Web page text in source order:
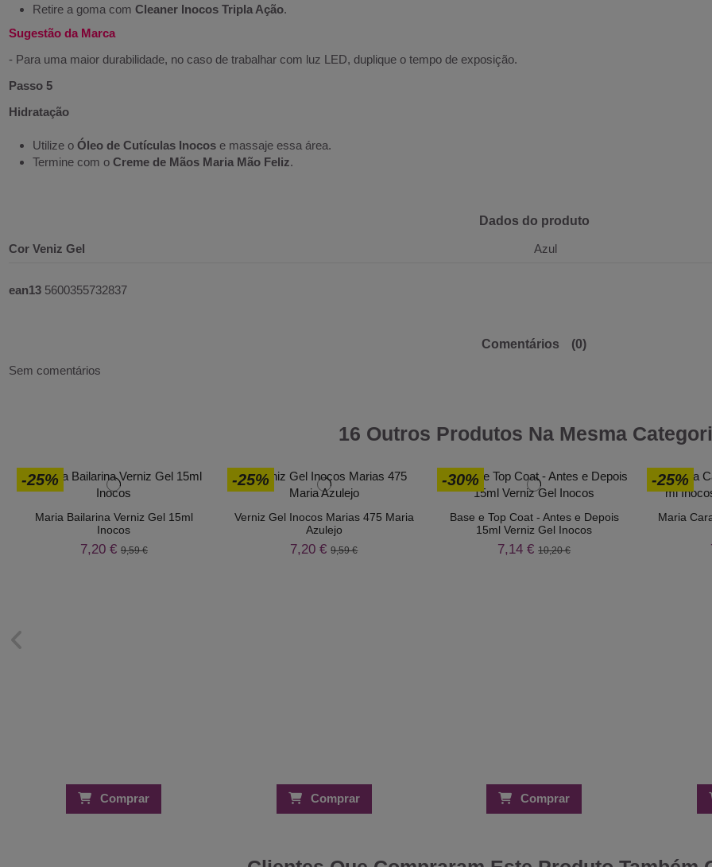
Retire a goma comCleaner Inocos Tripla Ação.
Sugestão da Marca
- Para uma maior durabilidade, no caso de trabalhar com luz LED, duplique o tempo de exposição.
Passo 5
Hidratação
Utilize o Óleo de Cutículas Inocos e massaje essa área.
Termine com oCreme de Mãos Maria Mão Feliz.
Dados do produto
Cor Veniz Gel Azul
ean13 5600355732837
Comentários
(0)
Sem comentários
16 Outros Produtos Na Mesma
-25%
Maria Bailarina Verniz Gel 15ml
Inocos
7,20 € 9,59 €
Comprar
-25%
Verniz Gel Inocos Marias 475 Maria
Azulejo
7,20 €9,59 €
Comprar
-30%
Base e Top Coat - Antes e Depois
15ml Verniz Gel Inocos
7,14 €10,20 €
Comprar
-25%
Maria